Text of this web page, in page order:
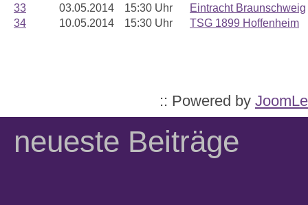
33
03.05.2014 15:30 Uhr
Eintracht Braunschweig
34
10.05.2014 15:30 Uhr TSG 1899 Hoffenheim
:: Powered by
neueste Beiträge